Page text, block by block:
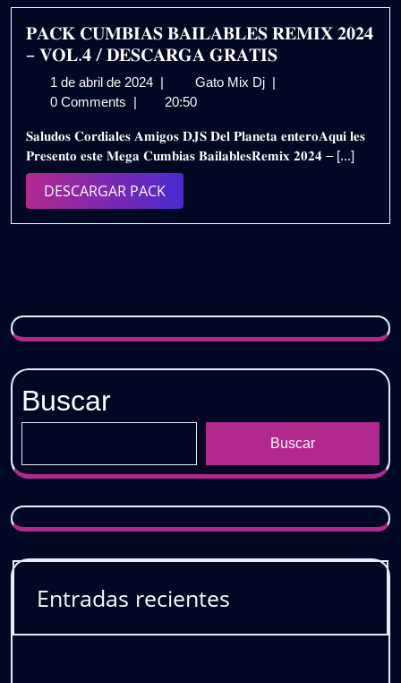
𝗚𝗥𝗔𝗧𝗜𝗦
𝐏𝐀𝐂𝐊 𝐂𝐔𝐌𝐁𝐈𝐀𝐒 𝐁𝐀𝐈𝐋𝐀𝐁𝐋𝐄𝐒 𝐑𝐄𝐌𝐈𝐗 𝟐𝟎𝟐𝟒
– 𝐕𝐎𝐋.𝟒 / 𝐃𝐄𝐒𝐂𝐀𝐑𝐆𝐀 𝐆𝐑𝐀𝐓𝐈𝐒
1 de abril de 2024 1
de
de
2024
Gato Mix Dj 𝐏𝐀𝐂𝐊
𝐑𝐄𝐌𝐈𝐗
𝟐𝟎𝟐𝟒
/
0 Comments
20:50
𝐒𝐚𝐥𝐮𝐝𝐨𝐬 𝐂𝐨𝐫𝐝𝐢𝐚𝐥𝐞𝐬 𝐀𝐦𝐢𝐠𝐨𝐬 𝐃𝐉𝐒 𝐃𝐞𝐥 𝐏𝐥𝐚𝐧𝐞𝐭𝐚 𝐞𝐧𝐭𝐞𝐫𝐨𝐀𝐪𝐮𝐢 𝐥𝐞𝐬
𝐏𝐫𝐞𝐬𝐞𝐧𝐭𝐨 𝐞𝐬𝐭𝐞 𝐌𝐞𝐠𝐚 𝐂𝐮𝐦𝐛𝐢𝐚𝐬 𝐁𝐚𝐢𝐥𝐚𝐛𝐥𝐞𝐬𝐑𝐞𝐦𝐢𝐱 𝟐𝟎𝟐𝟒 – [...]
DESCARGAR PACKDESCARGAR
PACK
Buscar
Buscar
Entradas recientes